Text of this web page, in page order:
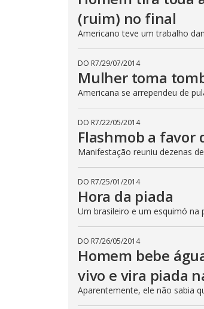
(ruim) no final
Americano teve um trabalho
DO R7/29/07/2014
Mulher toma
Americana se arrependeu de
DO R7/22/05/2014
Flashmob a favor
Manifestação reuniu dezenas
DO R7/25/01/2014
Hora da piada
Um brasileiro e um esquimó na
DO R7/26/05/2014
Homem bebe
vivo e vira piada
Aparentemente, ele não sabia